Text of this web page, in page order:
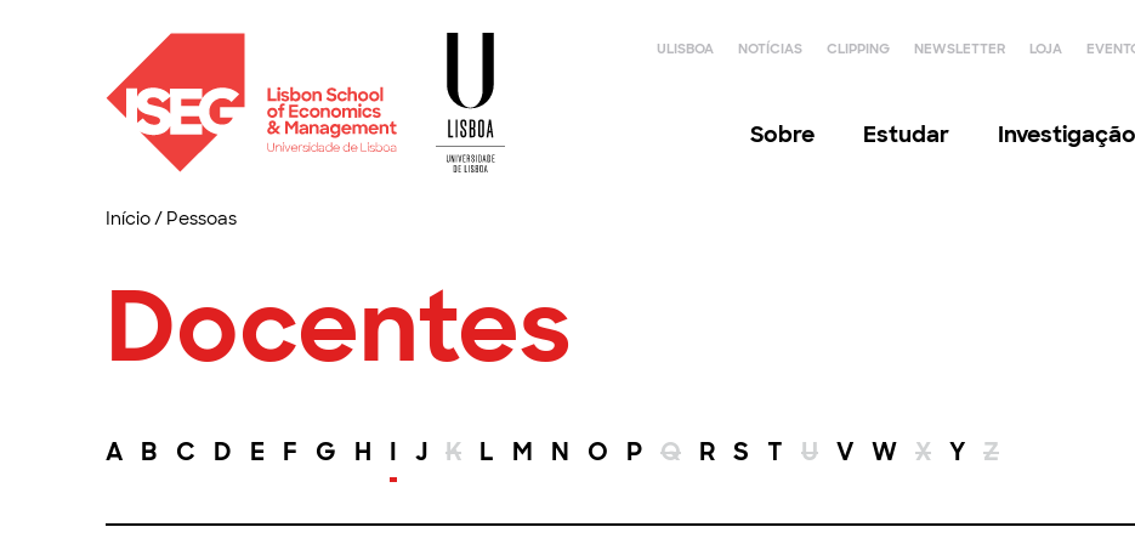
ULISBOA NOTÍCIAS CLIPPING NEWSLETTER LOJA
Sobre Estudar Investigação
Início/ Pessoas
Docentes
A B C D E F G H I J K L M N O P Q R S T U V W X Y Z